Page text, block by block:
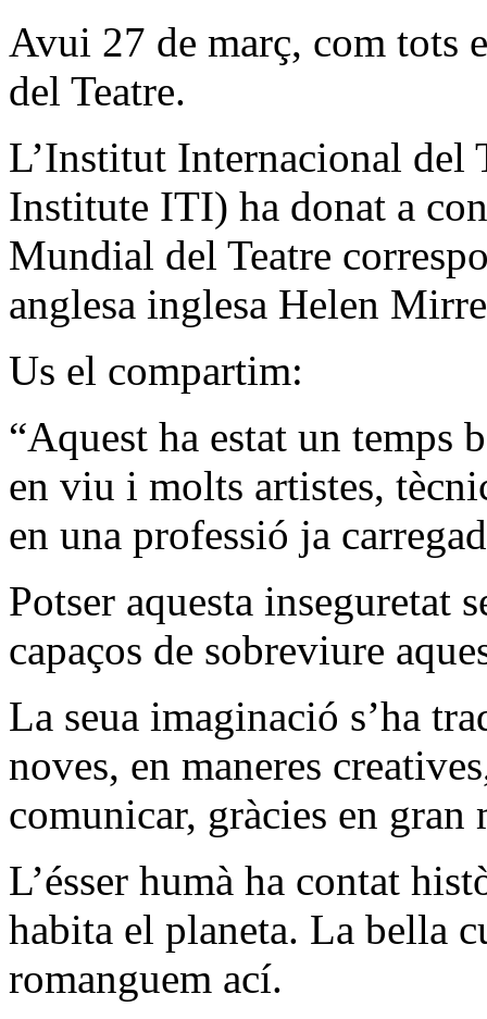
Avui 27 de març, com tots
del Teatre.
L’Institut Internacional del
Institute ITI) ha donat a
Mundial del Teatre
anglesa inglesa Helen
Us el compartim:
“Aquest ha estat un temps
en viu i molts artistes,
en una professió ja
Potser aquesta inseguretat
capaços de sobreviure
La seua imaginació s’ha
noves, en maneres
comunicar, gràcies en gran
L’ésser humà ha contat
habita el planeta. La bella
romanguem ací.